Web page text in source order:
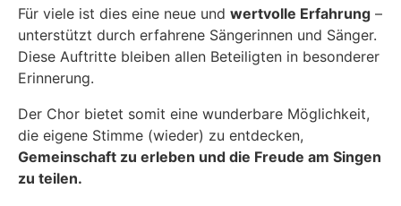
Für viele ist dies eine neue und wertvolle Erfahrung –
unterstützt durch erfahrene Sängerinnen und Sänger.
Diese Auftritte bleiben allen Beteiligten in besonderer
Erinnerung.
Der Chor bietet somit eine wunderbare Möglichkeit,
die eigene Stimme (wieder) zu entdecken,
Gemeinschaft zu erleben und die Freude am Singen
zu teilen.